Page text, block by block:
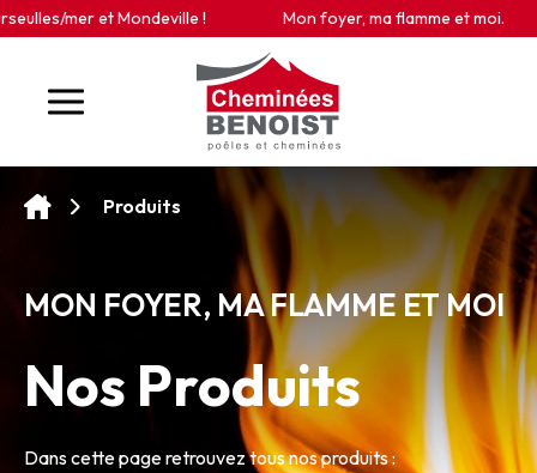
mer et Mondeville ! Mon foyer, ma flamme et moi.
Produits
MON FOYER, MA FLAMME ET MOI
Nos Produits
Dans cette page retrouvez tous nos produits :
Panneau de gestion des cookies